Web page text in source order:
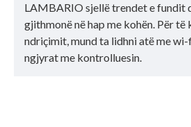
LAMBARIO sjellë trendet e fundit
gjithmonë në hap me kohën. Për
ndriçimit, mund ta lidhni atë me
ngjyrat me kontrolluesin.